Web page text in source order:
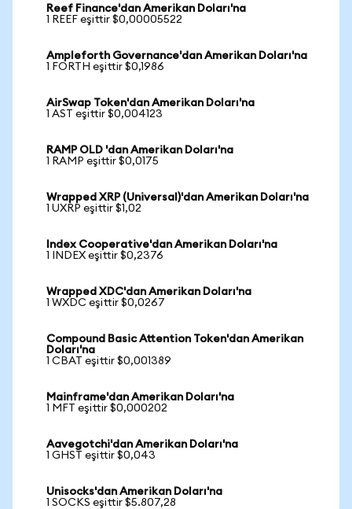
Reef Finance'dan Amerikan Doları'na
1 REEF eşittir $0,00005522
Ampleforth Governance'dan Amerikan Doları'na
1 FORTH eşittir $0,1986
AirSwap Token'dan Amerikan Doları'na
1 AST eşittir $0,004123
RAMP OLD 'dan Amerikan Doları'na
1 RAMP eşittir $0,0175
Wrapped XRP (Universal)'dan Amerikan Doları'na
1 UXRP eşittir $1,02
Index Cooperative'dan Amerikan Doları'na
1 INDEX eşittir $0,2376
Wrapped XDC'dan Amerikan Doları'na
1 WXDC eşittir $0,0267
Compound Basic Attention Token'dan Amerikan
Doları'na
1 CBAT eşittir $0,001389
Mainframe'dan Amerikan Doları'na
1 MFT eşittir $0,000202
Aavegotchi'dan Amerikan Doları'na
1 GHST eşittir $0,043
Unisocks'dan Amerikan Doları'na
1 SOCKS eşittir $5.807,28